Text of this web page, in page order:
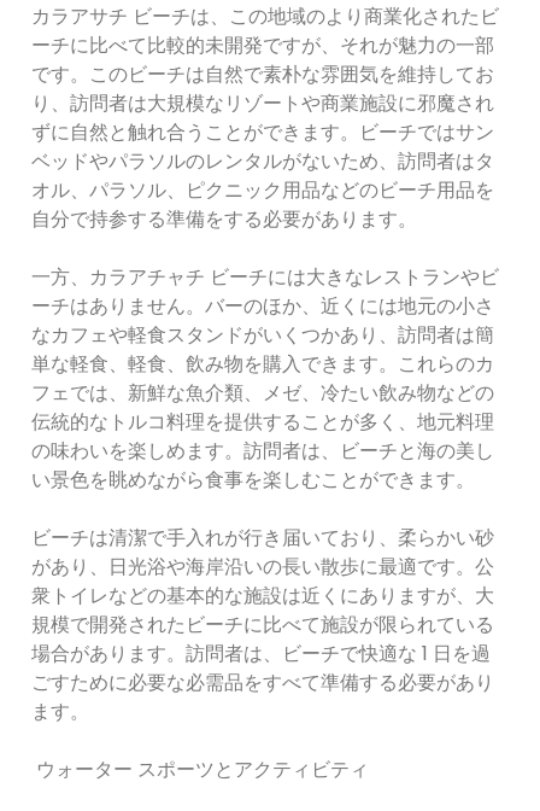
カラアサチ ビーチは、この地域のより商業化されたビ
ーチに比べて比較的未開発ですが、それが魅力の一部
です。このビーチは自然で素朴な雰囲気を維持してお
り、訪問者は大規模なリゾートや商業施設に邪魔され
ずに自然と触れ合うことができます。ビーチではサン
ベッドやパラソルのレンタルがないため、訪問者はタ
オル、パラソル、ピクニック用品などのビーチ用品を
自分で持参する準備をする必要があります。
一方、カラアチャチ ビーチには大きなレストランやビ
ーチはありません。バーのほか、近くには地元の小さ
なカフェや軽食スタンドがいくつかあり、訪問者は簡
単な軽食、軽食、飲み物を購入できます。これらのカ
フェでは、新鮮な魚介類、メゼ、冷たい飲み物などの
伝統的なトルコ料理を提供することが多く、地元料理
の味わいを楽しめます。訪問者は、ビーチと海の美し
い景色を眺めながら食事を楽しむことができます。
ビーチは清潔で手入れが行き届いており、柔らかい砂
があり、日光浴や海岸沿いの長い散歩に最適です。公
衆トイレなどの基本的な施設は近くにありますが、大
規模で開発されたビーチに比べて施設が限られている
場合があります。訪問者は、ビーチで快適な 1 日を過
ごすために必要な必需品をすべて準備する必要があり
ます。
ウォーター スポーツとアクティビティ